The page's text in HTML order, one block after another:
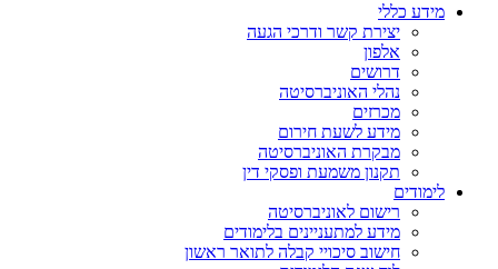
מידע כללי
יצירת קשר ודרכי הגעה
אלפון
דרושים
נהלי האוניברסיטה
מכרזים
מידע לשעת חירום
מבקרת האוניברסיטה
תקנון משמעת ופסקי דין
לימודים
רישום לאוניברסיטה
מידע למתעניינים בלימודים
חישוב סיכויי קבלה לתואר ראשון